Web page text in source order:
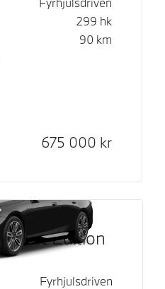
299 hk
90 km
Kontantpris
675 000 kr
Edition
Fyrhjulsdriven